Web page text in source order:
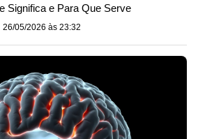
Significa e Para Que Serve
26/05/2026 às 23:32